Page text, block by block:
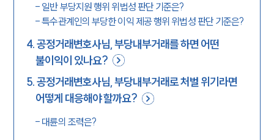
- 일반 부당지원 행위 위법성 판단 기준은?
-특수관계인의 부당한 이익 제공 행위 위법성 판단 기준은?
4.공정거래변호사님, 부당내부거래를 하면 어떤
불이익이 있나요?
5.공정거래변호사님, 부당내부거래로 처벌 위기라면
어떻게 대응해야 할까요?
- 대륜의 조력은?